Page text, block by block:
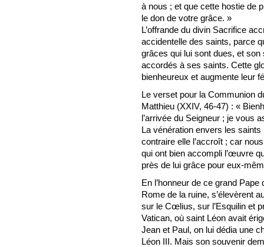
à nous ; et que cette hostie de
le don de votre grâce. »
L’offrande du divin Sacrifice
accidentelle des saints, parce
grâces qui lui sont dues, et son
accordés à ses saints. Cette
bienheureux et augmente leur
Le verset pour la Communion
Matthieu (XXIV, 46-47) : «
l’arrivée du Seigneur ; je vous
La vénération envers les
contraire elle l’accroît ; car
qui ont bien accompli l’œuvre
près de lui grâce pour eux-
En l’honneur de ce grand
Rome de la ruine, s’élevèrent
sur le Cœlius, sur l’Esquilin et
Vatican, où saint Léon avait
Jean et Paul, on lui dédia une
Léon III. Mais son souvenir